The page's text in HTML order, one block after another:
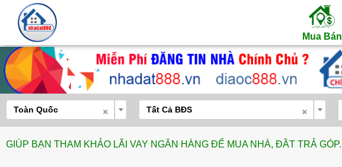
Mua Bán
×
Toàn Quốc ×
Tất Cả BĐS
GIÚP BẠN THAM KHẢO LÃI VAY NGÂN HÀNG ĐỂ MUA NHÀ, ĐẦT TRẢ GÓP.